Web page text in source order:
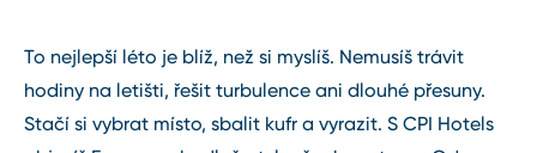
To nejlepší léto je blíž, než si myslíš. Nemusíš trávit
hodiny na letišti, řešit turbulence ani dlouhé přesuny.
Stačí si vybrat místo, sbalit kufr a vyrazit. S CPI Hotels